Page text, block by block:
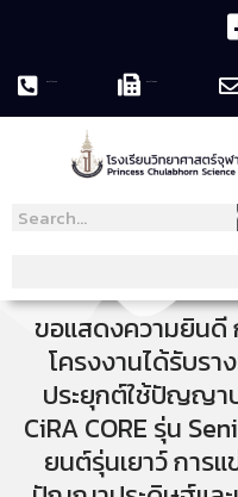
ขอแสดงความยินดี
โครงงานได้รับร
ประยุกต์ใช้ปัญญา
CiRA CORE รุ่น
ยนต์รุ่นเยาว์ การ